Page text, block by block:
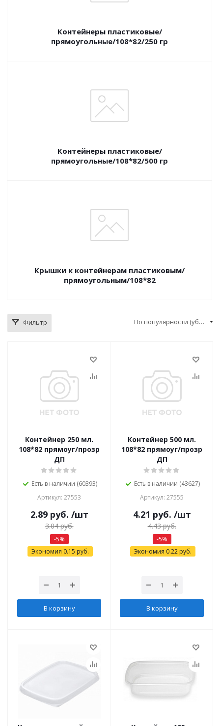
Контейнеры пластиковые/
прямоугольные/108*82/250 гр
Контейнеры пластиковые/
прямоугольные/108*82/500 гр
Крышки к контейнерам пластиковым/
прямоугольным/108*82
Фильтр По популярности (убывание)
Контейнер 250 мл.
108*82 прямоуг/прозр
ДП
Есть в наличии (60393)
Артикул: 27553
2.89руб. /шт
3.04руб.
-5%
Экономия 0.15 руб.
В корзину
Контейнер 500 мл.
108*82 прямоуг/прозр
ДП
Есть в наличии (43627)
Артикул: 27555
4.21 руб. /шт
4.43руб.
-5%
Экономия 0.22руб.
В корзину